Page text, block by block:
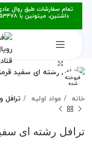
تمام سفارشات طبق روال
فروخته
شده
برای بزرگنمایی
خانه مواد اولیه ترافل
ترافل رشته ای سفید